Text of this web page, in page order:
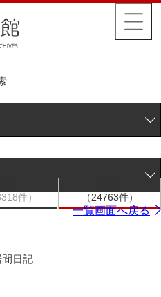
件）
（24763件）
一覧画面へ戻る
日記